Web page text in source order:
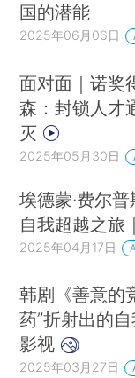
国的潜能
2025年06月06日
面对面｜诺奖
森：封锁人才
灭
2025年05月30日
埃德蒙·费尔
自我超越之旅
2025年04月17日
韩剧《善意的
药”折射出的
影视
2025年03月27日